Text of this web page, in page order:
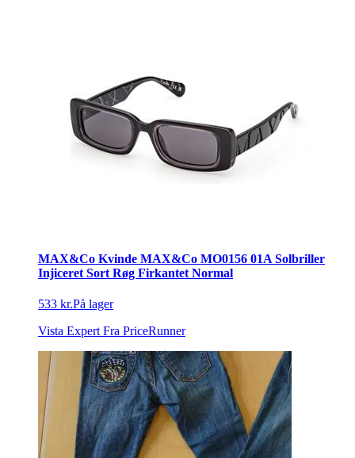
MAX&Co Kvinde MAX&Co MO0156 01A Solbriller
Injiceret Sort Røg Firkantet Normal
533 kr.På lager
Vista Expert Fra PriceRunner